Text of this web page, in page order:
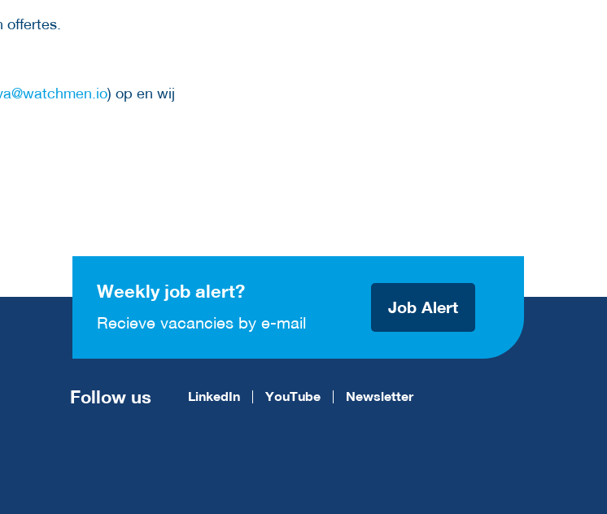
offertes.
) op en wij
Weekly job alert?
Recieve vacancies by e-mail
Job Alert
Follow us LinkedIn YouTube Newsletter